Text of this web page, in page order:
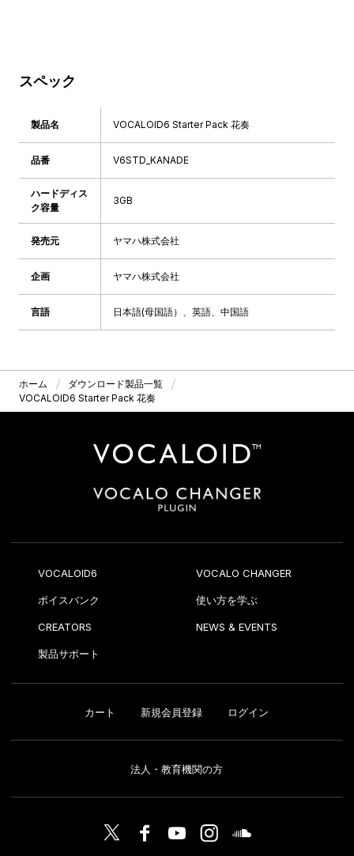
スペック
製品名 VOCALOID6 Starter Pack 花奏
品番 V6STD_KANADE
ハードディス
ク容量
3GB
発売元 ヤマハ株式会社
企画 ヤマハ株式会社
言語 日本語(母国語）、英語、中国語
ホーム
ダウンロード製品一覧
VOCALOID6 Starter Pack 花奏
VOCALOID6 VOCALO CHANGER
ボイスバンク 使い方を学ぶ
CREATORS NEWS & EVENTS
製品サポート
カート 新規会員登録 ログイン
法人・教育機関の方